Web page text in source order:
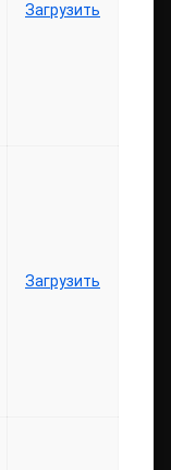
Загрузить
Загрузить